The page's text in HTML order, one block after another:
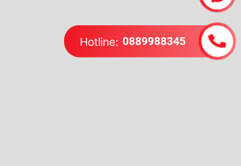
Hotline: 0889988345